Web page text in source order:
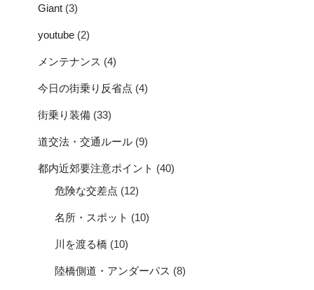
Giant (3)
youtube (2)
メンテナンス (4)
今日の街乗り反省点 (4)
街乗り装備 (33)
道交法・交通ルール (9)
都内近郊要注意ポイント (40)
危険な交差点 (12)
名所・スポット (10)
川を渡る橋 (10)
陸橋側道・アンダーパス (8)